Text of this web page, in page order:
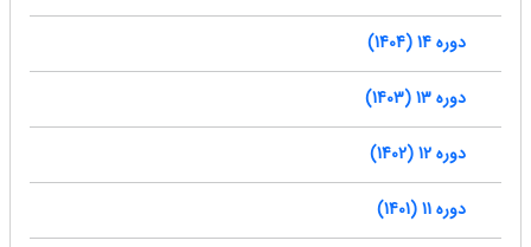
دوره 14 (1404)
دوره 13 (1403)
دوره 12 (1402)
دوره 11 (1401)